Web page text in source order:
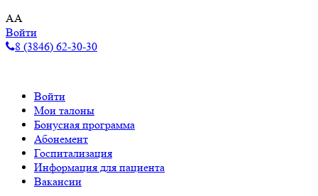
AA
Войти
8 (3846) 62-30-30
Войти
Мои талоны
Бонусная программа
Абонемент
Госпитализация
Информация для пациента
Вакансии